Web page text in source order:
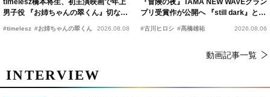
男子役 『お姉ちゃんの翠くん』切ない
#timelesz #お姉ちゃんの翠くん 2026.08.08
プリ受賞作が公開へ 『still dark』と同
#古川ヒロシ #髙橋雄祐 2026.08.06
動画記事一覧
INTERVIEW